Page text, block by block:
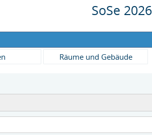
SoSe 2026
Räume und Gebäude